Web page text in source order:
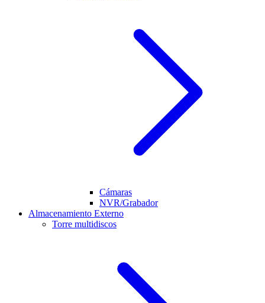
Cámaras
NVR/Grabador
Almacenamiento Externo
Torre multidiscos